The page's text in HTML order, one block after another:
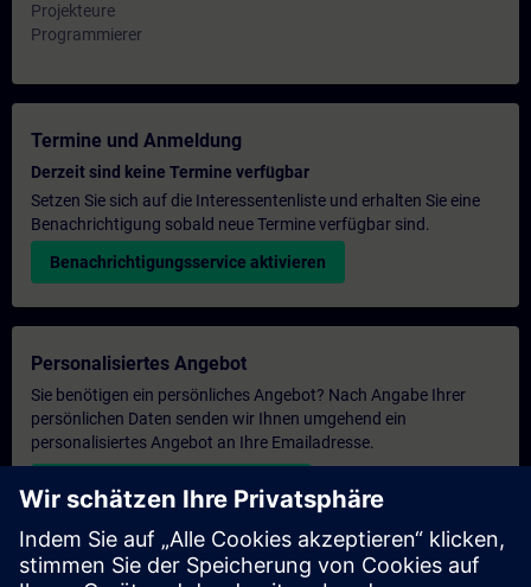
Projekteure
Programmierer
Termine und Anmeldung
Derzeit sind keine Termine verfügbar
Setzen Sie sich auf die Interessentenliste und erhalten Sie eine
Benachrichtigung sobald neue Termine verfügbar sind.
Benachrichtigungsservice aktivieren
Personalisiertes Angebot
Sie benötigen ein persönliches Angebot? Nach Angabe Ihrer
persönlichen Daten senden wir Ihnen umgehend ein
personalisiertes Angebot an Ihre Emailadresse.
Persönliches Angebot zusenden